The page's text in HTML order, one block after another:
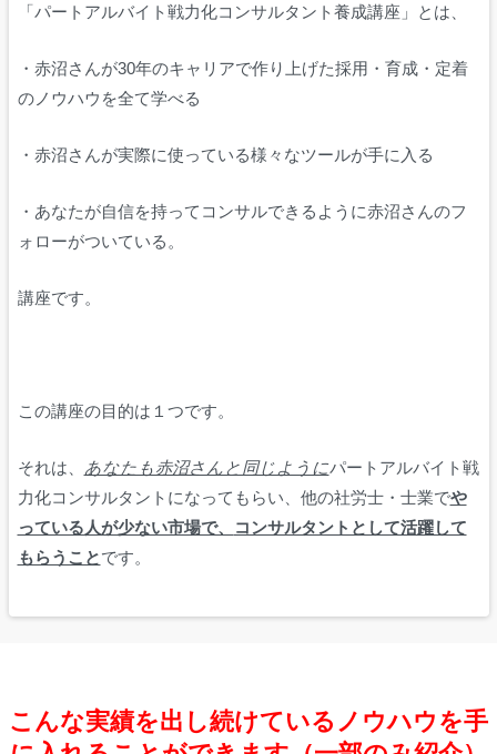
「パートアルバイト戦力化コンサルタント養成講座」とは、
・赤沼さんが30年のキャリアで作り上げた採用・育成・定着
のノウハウを全て学べる
・赤沼さんが実際に使っている様々なツールが手に入る
・あなたが自信を持ってコンサルできるように赤沼さんのフ
ォローがついている。
講座です。
この講座の目的は１つです。
それは、 あなたも赤沼さんと同じようにパートアルバイト戦
力化コンサルタントになってもらい、他の社労士・士業でや
っている人が少ない市場で、
コンサルタントとして活躍して
もらうことです。
こんな実績を出し続けているノウハウを手